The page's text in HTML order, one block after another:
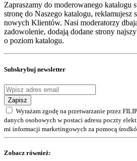
Zapraszamy do moderowanego katalogu
stronę do Naszego katalogu, reklamujesz
nowych Klientów. Nasi moderatorzy
zadowolenie, dodają dodane strony
o poziom katalogu.
Subskrybuj newsletter
Zapisz
Wyrażam zgodę na przetwarzanie przez
danych osobowych w postaci adresu poczty
mi informacji marketingowych za pomocą
Zobacz również: